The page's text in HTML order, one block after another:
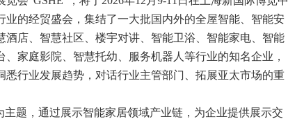
业的经贸盛会，集结了一大批国内外的全屋智能、智能安
酒店、智慧社区、楼宇对讲、智能卫浴、智能家电、智能
家庭影院、智慧托幼、服务机器人等行业的知名企业，
悉行业发展趋势，对话行业主管部门、拓展亚太市场的重
题，通过展示智能家居领域产业链，为企业提供展示交